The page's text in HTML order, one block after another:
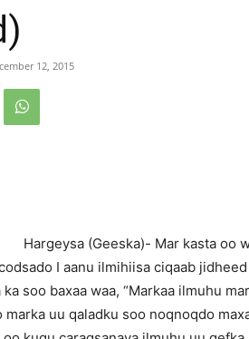
12, 2015
Hargeysa (Geeska)- Mar kasta oo
I aanu ilmihiisa ciqaab
soo baxaa waa, “Markaa ilmuhu
uu qaladku soo noqnoqdo